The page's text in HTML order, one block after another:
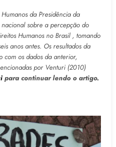
da Presidência da
sobre a percepção do
Humanos no Brasil , tomando
anos antes. Os resultados da
com os dados da anterior,
por Venturi (2010)
para continuar lendo o artigo.